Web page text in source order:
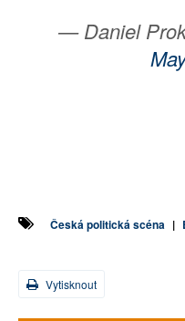
— Daniel
Česká politická scéna |
Vytisknout